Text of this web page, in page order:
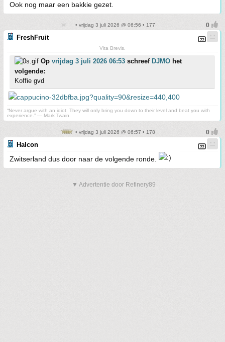
Ook nog maar een bakkie gezet.
• vrijdag 3 juli 2026 @ 06:56 • 177
FreshFruit
Vita Brevis.
Op vrijdag 3 juli 2026 06:53 schreef DJMO het
volgende:
Koffie gvd
“Never argue with an idiot. They will only bring you down to their level and beat you with
experience.” ― Mark Twain.
• vrijdag 3 juli 2026 @ 06:57 • 178
Halcon
Zwitserland dus door naar de volgende ronde.
▼ Advertentie door Refinery89